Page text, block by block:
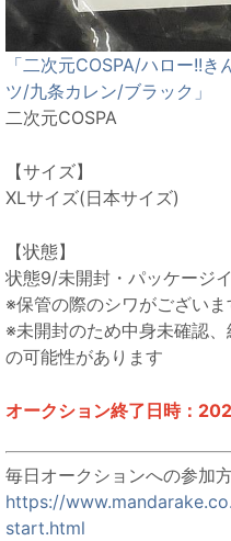
「二次元COSPA/ハロー!!
ツ/九条カレン/ブラック」
二次元COSPA
【サイズ】
XLサイズ(日本サイズ)
【状態】
状態9/未開封・パッケージ
※保管の際のシワがございま
※未開封のため中身未確認
の可能性があります
オークション終了日時：
毎日オークションへの参加
https://
start.html